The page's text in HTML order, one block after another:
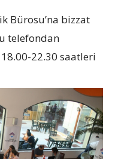
Bürosu’na bizzat
telefondan
22.30 saatleri